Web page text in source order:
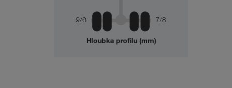
9/6 7/8
Hloubka profilu (mm)